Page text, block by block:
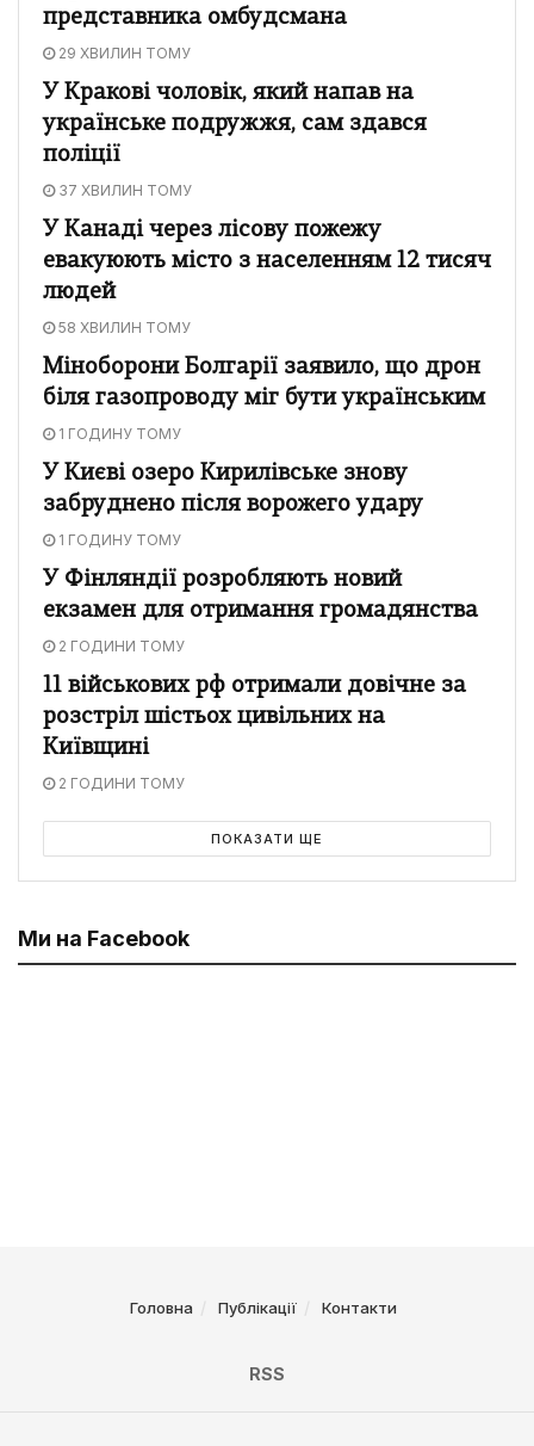
представника омбудсмана
29 ХВИЛИН ТОМУ
У Кракові чоловік, який напав на
українське подружжя, сам здався
поліції
37 ХВИЛИН ТОМУ
У Канаді через лісову пожежу
евакуюють місто з населенням 12 тисяч
людей
58 ХВИЛИН ТОМУ
Міноборони Болгарії заявило, що дрон
біля газопроводу міг бути українським
1 ГОДИНУ ТОМУ
У Києві озеро Кирилівське знову
забруднено після ворожего удару
1 ГОДИНУ ТОМУ
У Фінляндії розробляють новий
екзамен для отримання громадянства
2 ГОДИНИ ТОМУ
11 військових рф отримали довічне за
розстріл шістьох цивільних на
Київщині
2 ГОДИНИ ТОМУ
ПОКАЗАТИ ЩЕ
Ми на Facebook
Головна Публікації Контакти
RSS